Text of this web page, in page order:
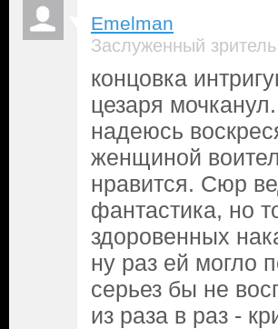
Emelman
Заслуженный зритель
концовка
цезаря
надеюсь
женщиной
нравится. Сюр
фантастика, но
здоровенных
ну раз ей могло
серьез бы не
из раза в раз -